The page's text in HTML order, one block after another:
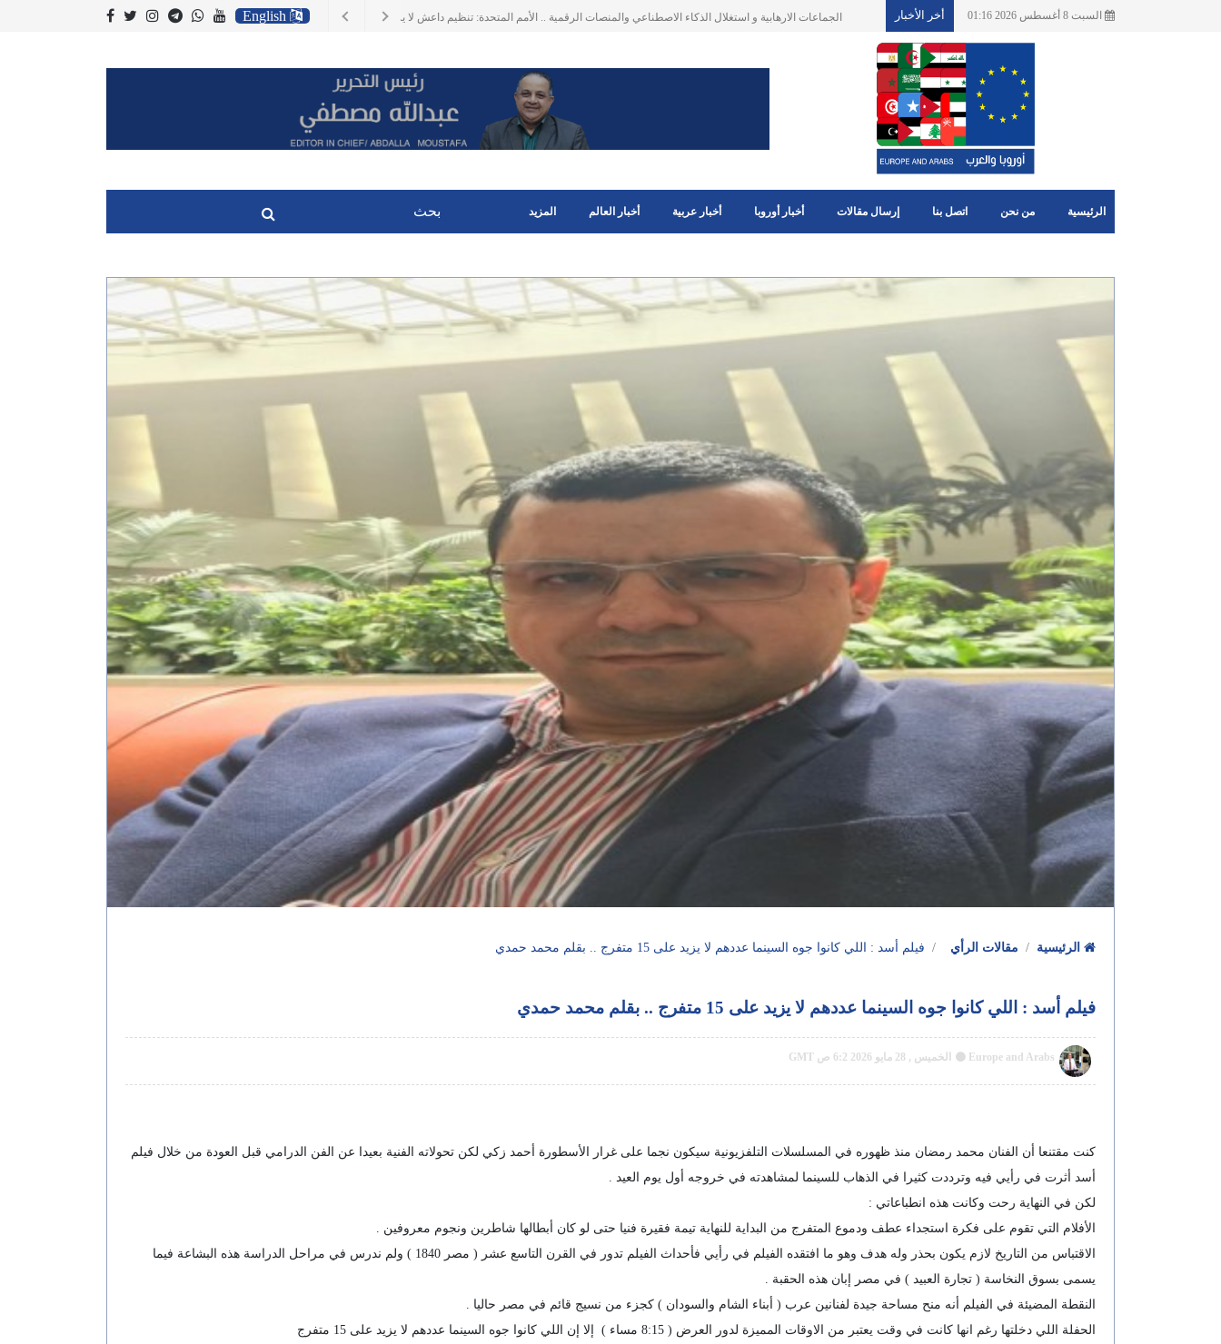
السبت 8 أغسطس 2026 01:16 أخر الأخبار تأثيرات اضطراب حركة الملاحة عبر مضيق هرمز على التحارة العالمية . ارتفاع أسعار الطاقة، وأجور الشحن، وتكاليف الوقود
الرئيسية من نحن اتصل بنا إرسال مقالات أخبار أوروبا أخبار عربية أخبار العالم المزيد
مقالات الرأي فيلم أسد : اللي كانوا جوه السينما عددهم لا يزيد على 15 متفرج .. بقلم محمد حمدي
فيلم أسد : اللي كانوا جوه السينما عددهم لا يزيد على 15 متفرج .. بقلم محمد حمدي
Europe and Arabs الخميس , 28 مايو 2026 6:2 ص GMT
كنت مقتنعا أن الفنان محمد رمضان منذ ظهوره في المسلسلات التلفزيونية سيكون نجما على غرار الأسطورة أحمد زكي لكن تحولاته الفنية بعيدا عن الفن الدرامي قبل العودة من خلال فيلم
أسد أثرت في رأيي فيه وترددت كثيرا في الذهاب للسينما لمشاهدته في خروجه أول يوم العيد .
لكن في النهاية رحت وكانت هذه انطباعاتي :
الأفلام التي تقوم على فكرة استجداء عطف ودموع المتفرج من البداية للنهاية تيمة فقيرة فنيا حتى لو كان أبطالها شاطرين ونجوم معروفين .
الاقتباس من التاريخ لازم يكون بحذر وله هدف وهو ما افتقده الفيلم في رأيي فأحداث الفيلم تدور في القرن التاسع عشر ( مصر 1840 ) ولم ندرس في مراحل الدراسة هذه البشاعة فيما
يسمى بسوق النخاسة ( تجارة العبيد ) في مصر إبان هذه الحقبة .
النقطة المضيئة في الفيلم أنه منح مساحة جيدة لفنانين عرب ( أبناء الشام والسودان ) كجزء من نسيج قائم في مصر حاليا .
الحفلة اللي دخلتها رغم انها كانت في وقت يعتبر من الاوقات المميزة لدور العرض ( 8:15 مساء ) إلا إن اللي كانوا جوه السينما عددهم لا يزيد على 15 متفرج